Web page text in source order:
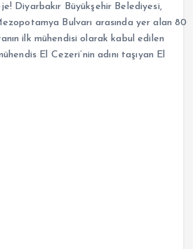
Diyarbakır Büyükşehir Belediyesi,
Bulvarı arasında yer alan 80
ilk mühendisi olarak kabul edilen
El Cezeri’nin adını taşıyan El